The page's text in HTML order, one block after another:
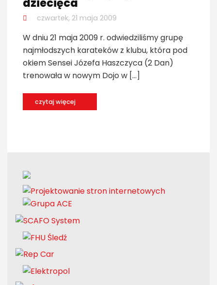
czwartek, 21 maja 2009
W dniu 21 maja 2009 r. odwiedziliśmy grupę
najmłodszych karateków z klubu, która pod
okiem Sensei Józefa Haszczyca (2 Dan)
trenowała w nowym Dojo w […]
czytaj więcej